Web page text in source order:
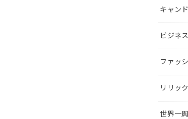
キャン
ビジネス
ファッ
リリック
世界一周